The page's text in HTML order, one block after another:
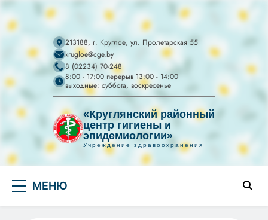
213188, г. Круглое, ул. Пролетарская 55
krugloe@cge.by
8 (02234) 70-248
8:00 - 17:00 перерыв 13:00 - 14:00
выходные: суббота, воскресенье
«Круглянский районный
центр гигиены и
эпидемиологии»
Учреждение здравоохранения
УЗ "Круглянский
райЦГЭ"
УЗ "Круглянский районный центр гигиены и
МЕНЮ